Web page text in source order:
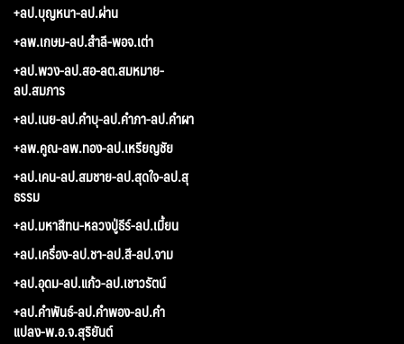
+ลป.บุญหนา-ลป.ผ่าน
+ลพ.เกษม-ลป.สำลี-พอจ.เต่า
+ลป.พวง-ลป.สอ-ลต.สมหมาย-
ลป.สมภาร
+ลป.เนย-ลป.คำบุ-ลป.คำภา-ลป.คำผา
+ลพ.คูณ-ลพ.ทอง-ลป.เหรียญชัย
+ลป.เคน-ลป.สมชาย-ลป.สุดใจ-ลป.สุ
ธรรม
+ลป.มหาสีทน-หลวงปู่ธีร์-ลป.เมี้ยน
+ลป.เครื่อง-ลป.ชา-ลป.สี-ลป.จาม
+ลป.อุดม-ลป.แก้ว-ลป.เชาวรัตน์
+ลป.คำพันธ์-ลป.คำพอง-ลป.คำ
แปลง-พ.อ.จ.สุริยันต์